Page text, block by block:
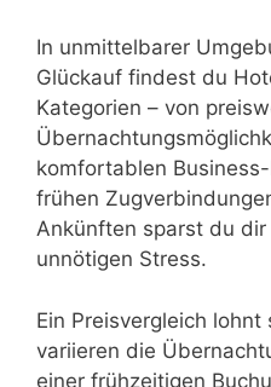
In unmittelbarer
Glückauf findest du
Kategorien – von
komfortablen
frühen
Ankünften sparst du dir
unnötigen Stress.
Ein Preisvergleich
variieren die
einer frühzeitigen